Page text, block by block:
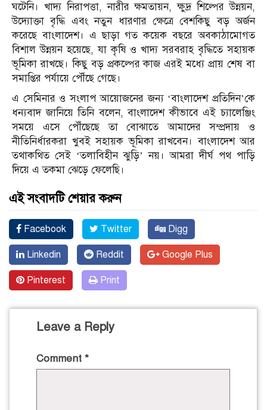
ঘটেনি। খাদ্য নিরাপত্তা, নারীর ক্ষমতায়ন, ক্ষুদ্র শিল্পের উন্নয়ন,
উদ্যোক্তা বৃদ্ধি এবং নতুন ধারণার ক্ষেত্রে বেশকিছু বড় অর্জন
করেছে বাংলাদেশ। এ ছাড়া গত কয়েক বছরে অবকাঠামোগত
বিশাল উন্নয়ন হয়েছে, যা কৃষি ও খাদ্য সরবরাহ বৃদ্ধিতে সহায়ক
ভূমিকা রাখছে। কিছু বড় প্রকল্পের কাজ এরই মধ্যে প্রায় শেষ বা
সমাপ্তির পর্যায়ে পৌঁছে গেছে।
এ সেমিনার ও সংলাপ আয়োজনের জন্য ‘বাংলাদেশ প্রতিদিন’কে
ধন্যবাদ জানিয়ে তিনি বলেন, বাংলাদেশ কীভাবে এই চ্যালেঞ্জিং
সময়ে এসে পৌঁছেছে তা বোঝাতে আমাদের সম্প্রদায় ও
নীতিনির্ধারকরা খুবই সহায়ক ভূমিকা রাখবেন। বাংলাদেশ আর
তথাকথিত সেই ‘তলাবিহীন ঝুড়ি’ নয়। আমরা দীর্ঘ পথ পাড়ি
দিয়ে এ তকমা ঝেড়ে ফেলেছি।
এই সংবাদটি শেয়ার করুন
Facebook Twitter Digg
Linkedin Reddit Google Plus
Pinterest Print
Leave a Reply
Comment *